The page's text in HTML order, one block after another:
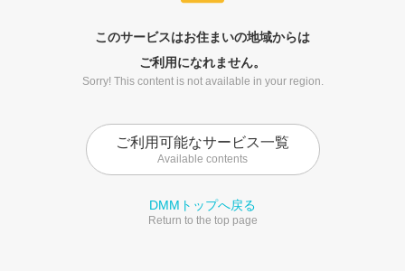
このサービスはお住まいの地域からは
ご利用になれません。
Sorry! This content is not available in your region.
ご利用可能なサービス一覧
Available contents
DMMトップへ戻る
Return to the top page